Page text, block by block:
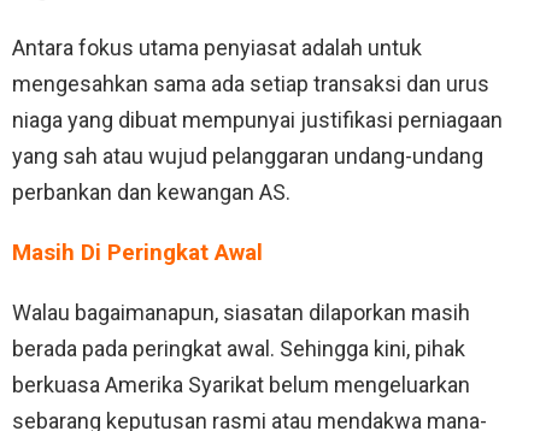
Antara fokus utama penyiasat adalah untuk
mengesahkan sama ada setiap transaksi dan urus
niaga yang dibuat mempunyai justifikasi perniagaan
yang sah atau wujud pelanggaran undang-undang
perbankan dan kewangan AS.
Masih Di Peringkat Awal
Walau bagaimanapun, siasatan dilaporkan masih
berada pada peringkat awal. Sehingga kini, pihak
berkuasa Amerika Syarikat belum mengeluarkan
sebarang keputusan rasmi atau mendakwa mana-